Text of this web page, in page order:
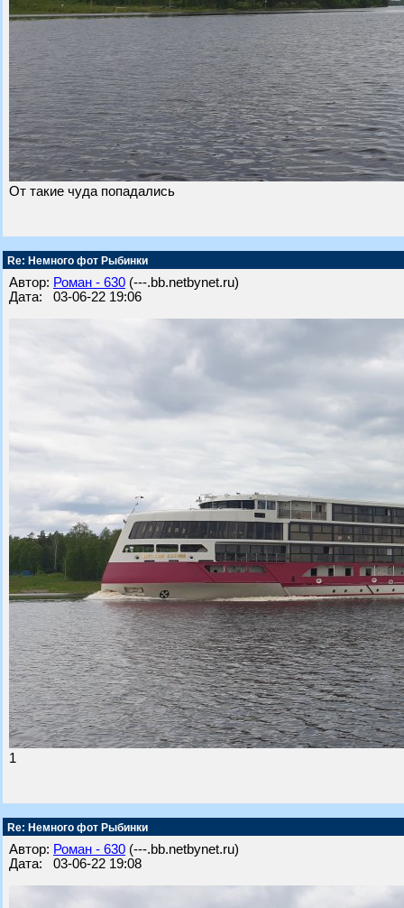
От такие чуда попадались
Re: Немного фот Рыбинки
Автор: Роман - 630 (---.bb.netbynet.ru)
Дата: 03-06-22 19:06
1
Re: Немного фот Рыбинки
Автор: Роман - 630 (---.bb.netbynet.ru)
Дата: 03-06-22 19:08